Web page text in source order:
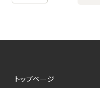
トップページ